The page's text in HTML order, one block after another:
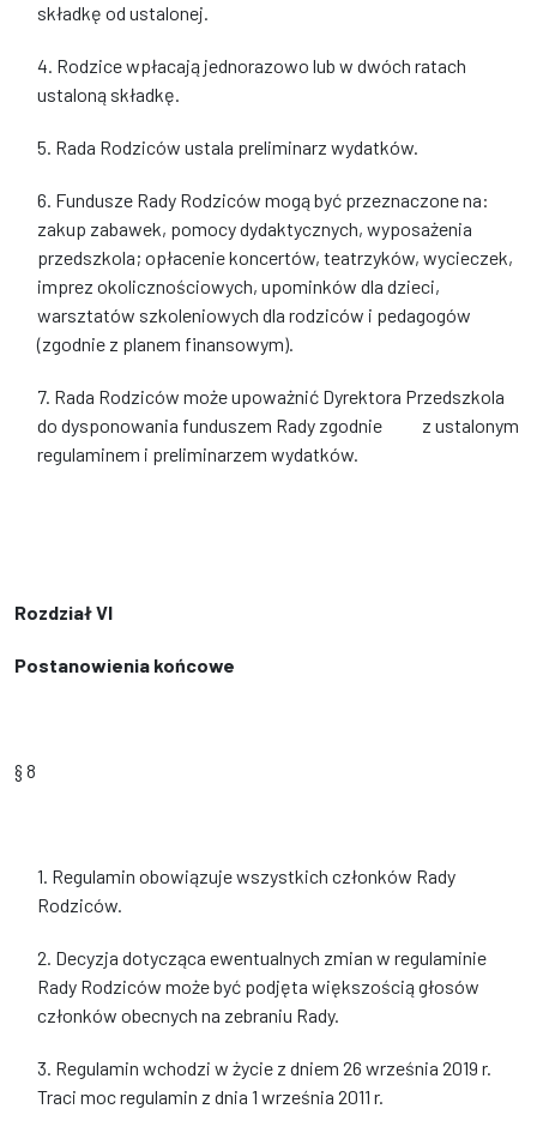
składkę od ustalonej.
4. Rodzice wpłacają jednorazowo lub w dwóch ratach
ustaloną składkę.
5. Rada Rodziców ustala preliminarz wydatków.
6. Fundusze Rady Rodziców mogą być przeznaczone na:
zakup zabawek, pomocy dydaktycznych, wyposażenia
przedszkola; opłacenie koncertów, teatrzyków, wycieczek,
imprez okolicznościowych, upominków dla dzieci,
warsztatów szkoleniowych dla rodziców i pedagogów
(zgodnie z planem finansowym).
7. Rada Rodziców może upoważnić Dyrektora Przedszkola
do dysponowania funduszem Rady zgodnie z ustalonym
regulaminem i preliminarzem wydatków.
Rozdział VI
Postanowienia końcowe
§ 8
1. Regulamin obowiązuje wszystkich członków Rady
Rodziców.
2. Decyzja dotycząca ewentualnych zmian w regulaminie
Rady Rodziców może być podjęta większością głosów
członków obecnych na zebraniu Rady.
3. Regulamin wchodzi w życie z dniem 26 września 2019 r.
Traci moc regulamin z dnia 1 września 2011 r.